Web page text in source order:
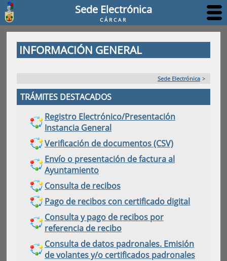
Sede Electrónica
CÁRCAR
INFORMACIÓN GENERAL
Sede Electrónica >
TRÁMITES DESTACADOS
Registro Electrónico/Presentación
Instancia General
Verificación de documentos (CSV)
Envío o presentación de factura al
Ayuntamiento
Consulta de recibos
Pago de recibos con certificado digital
Consulta y pago de recibos por
referencia de recibo
Consulta de datos padronales. Emisión
de volantes y/o certificados padronales